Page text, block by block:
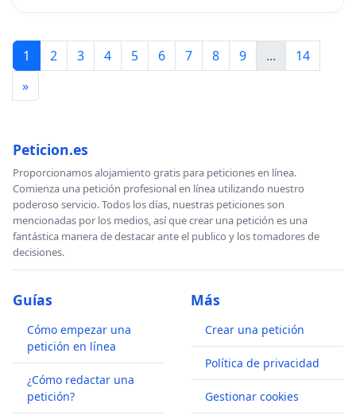
1 2 3 4 5 6 7 8 9 ...
14
»
Peticion.es
Proporcionamos alojamiento gratis para peticiones en línea.
Comienza una petición profesional en línea utilizando nuestro
poderoso servicio. Todos los días, nuestras peticiones son
mencionadas por los medios, así que crear una petición es una
fantástica manera de destacar ante el publico y los tomadores de
decisiones.
Guías
Cómo empezar una
petición en línea
¿Cómo redactar una
petición?
Más
Crear una petición
Política de privacidad
Gestionar cookies